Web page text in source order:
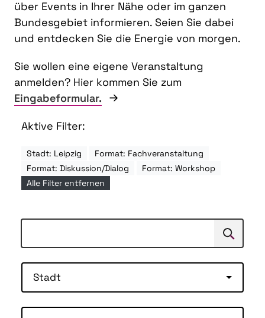
über Events in Ihrer Nähe oder im ganzen
Bundesgebiet informieren. Seien Sie dabei
und entdecken Sie die Energie von morgen.
Sie wollen eine eigene Veranstaltung
anmelden? Hier kommen Sie zum
Eingabeformular.
Aktive Filter:
Stadt: Leipzig
Format: Fachveranstaltung
Format: Diskussion/Dialog
Format: Workshop
Alle Filter entfernen
Suchen
Stadt